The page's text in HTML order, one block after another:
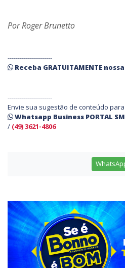
Por Roger Brunetto
----------------------
Receba GRATUITAMENTE
----------------------
Envie sua sugestão de conteúdo
Whatsapp Business PORTAL
/ (49) 3621-4806